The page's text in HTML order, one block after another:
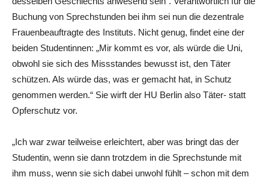
Buchung von Sprechstunden bei ihm sei nun die dezentrale
Frauenbeauftragte des Instituts. Nicht genug, findet eine der
beiden Studentinnen: „Mir kommt es vor, als würde die Uni,
obwohl sie sich des Missstandes bewusst ist, den Täter
schützen. Als würde das, was er gemacht hat, in Schutz
genommen werden.“ Sie wirft der HU Berlin also Täter- statt
Opferschutz vor.
„Ich war zwar teilweise erleichtert, aber was bringt das der
Studentin, wenn sie dann trotzdem in die Sprechstunde mit
ihm muss, wenn sie sich dabei unwohl fühlt – schon mit dem